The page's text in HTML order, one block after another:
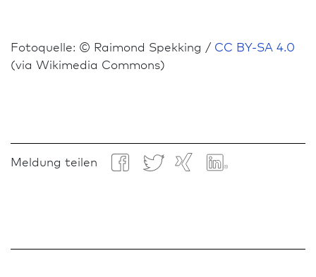
Fotoquelle: © Raimond Spekking / CC BY-SA 4.0
(via Wikimedia Commons)
Meldung teilen